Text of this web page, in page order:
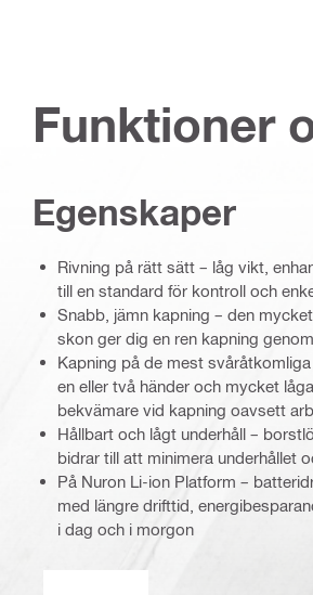
Funktioner
Egenskaper
Rivning på rätt sätt – låg vikt,
till en standard för kontroll och
Snabb, jämn kapning – den
skon ger dig en ren kapning
Kapning på de mest
en eller två händer och mycket
bekvämare vid kapning oavsett
Hållbart och lågt underhåll –
bidrar till att minimera underhållet
På Nuron Li-ion Platform –
med längre drifttid,
i dag och i morgon